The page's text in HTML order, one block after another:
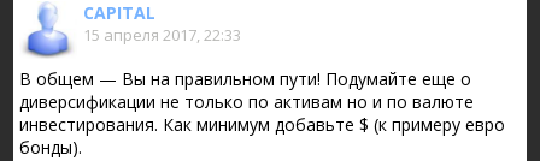
CAPITAL
15 апреля 2017, 22:33
В общем — Вы на правильном пути! Подумайте еще о
диверсификации не только по активам но и по валюте
инвестирования. Как минимум добавьте $ (к примеру евро
бонды).